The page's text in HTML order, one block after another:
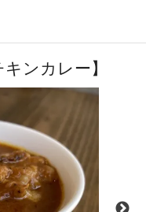
ンカレー】